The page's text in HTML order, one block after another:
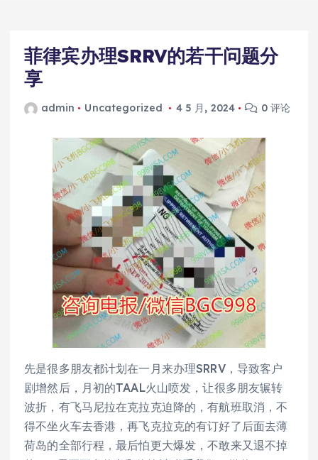
菲律宾办理SRRV的若干问题分
享
admin Uncategorized 4 5 月, 2024 0 评论
先是很多朋友都计划在一月来办理SRRV，导致客户
剧增然后，月初的TAAL火山喷发，让很多朋友辗转
波折，有飞马尼拉在克拉克迫降的，有航班取消，不
得不坐火车去香港，再飞克拉克的有订好了后面去薄
荷岛的全部行程，最后怕更大爆发，不敢来又退不掉